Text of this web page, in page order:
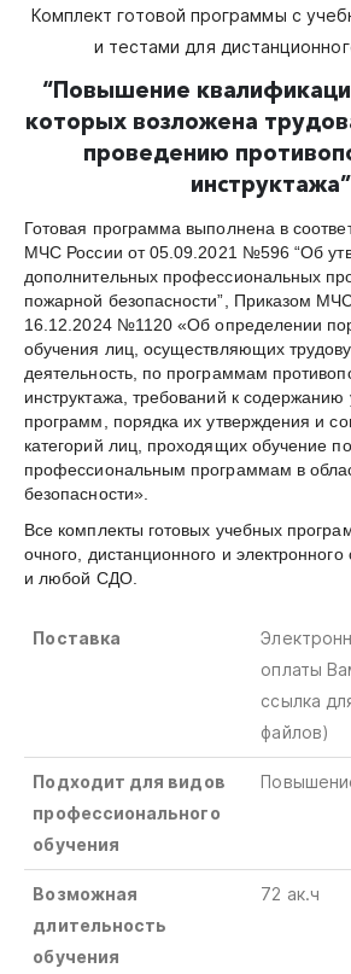
Комплект готовой программы с
и тестами для
“Повышение
которых возложена
проведению
инструктажа”
Готовая программа выполнена в
МЧС России от 05.09.2021 №596 “Об
дополнительных профессиональных
пожарной безопасности”, Приказом
16.12.2024 №1120 «Об определении
обучения лиц, осуществляющих
деятельность, по программам
инструктажа, требований к содержанию
программ, порядка их утверждения и
категорий лиц, проходящих обучение
профессиональным программам в
безопасности».
Все комплекты готовых учебных
очного, дистанционного и
и любой СДО.
Поставка
оплаты
ссылка
файлов)
Подходит для видов
профессионального
обучения
Возможная
длительность
обучения
72 ак.ч